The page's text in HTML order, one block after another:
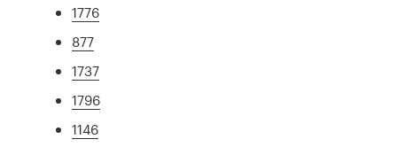
1776
877
1737
1796
1146